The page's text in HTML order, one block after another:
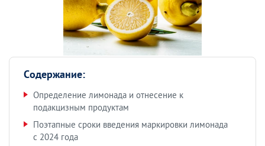
Содержание:
Определение лимонада и отнесение к
подакцизным продуктам
Поэтапные сроки введения маркировки лимонада
с 2024 года